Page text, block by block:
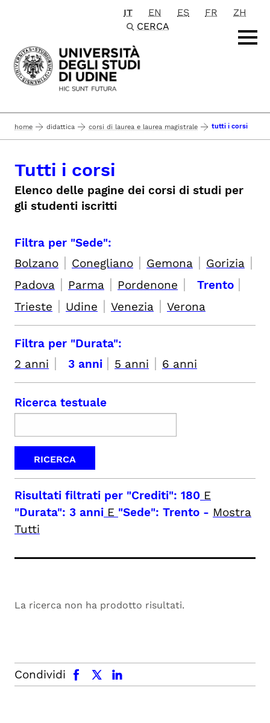
Passa al contenuto principale
IT EN ES FR
ZH
CERCA
home didattica corsi di laurea e laurea magistrale tutti i corsi
Tutti i corsi
Elenco delle pagine dei corsi di studi per
gli studenti iscritti
Filtra per "Sede":
Bolzano | Conegliano | Gemona | Gorizia |
Padova | Parma | Pordenone | Trento |
Trieste | Udine | Venezia | Verona
Filtra per "Durata":
2 anni | 3 anni | 5 anni | 6 anni
Ricerca testuale
Risultati filtrati per "Crediti": 180 E
"Durata": 3 anni E "Sede": Trento - Mostra
Tutti
La ricerca non ha prodotto risultati.
Condividi
facebook x.com linkedin